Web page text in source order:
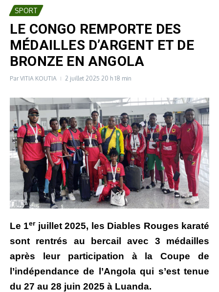
SPORT
LE CONGO REMPORTE DES
MÉDAILLES D’ARGENT ET DE
BRONZE EN ANGOLA
ParVITIA KOUTIA 2 juillet 2025 20 h 18 min
Le 1erjuillet 2025, les Diables Rouges karaté
sont rentrés au bercail avec 3 médailles
après leur participation à la Coupe de
l’indépendance de l’Angola qui s’est tenue
du 27 au 28 juin 2025 à Luanda.